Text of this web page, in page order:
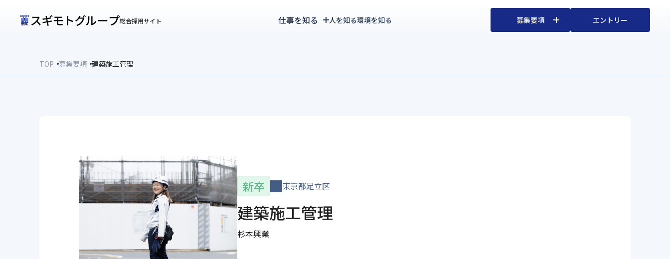
総合採用サイト 募集要項 エントリー
仕事を知る 人を知る環境を知る
TOP 募集要項 建築施工管理
新卒 東京都足立区
建築施工管理
杉本興業